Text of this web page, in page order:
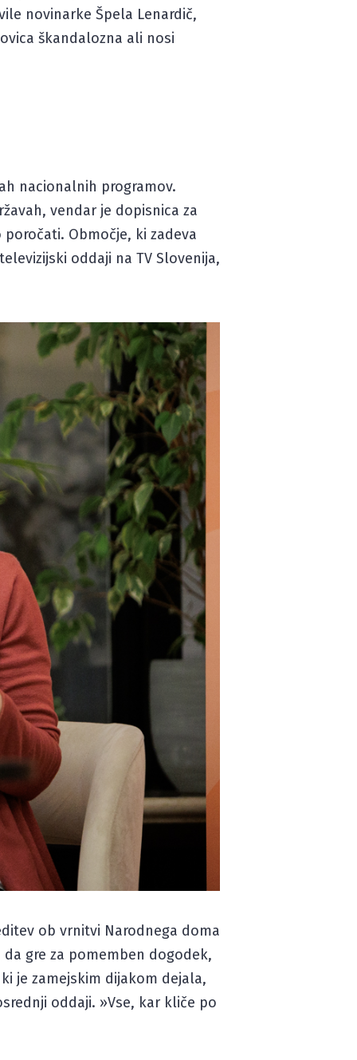
novinarke Špela Lenardič,
škandalozna ali nosi
nacionalnih programov.
vendar je dopisnica za
Območje, ki zadeva
oddaji na TV Slovenija,
ob vrnitvi Narodnega doma
gre za pomemben dogodek,
je zamejskim dijakom dejala,
oddaji. »Vse, kar kliče po